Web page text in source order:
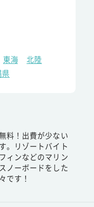
東海
北陸
料！出費が少ない
。リゾートバイト
ィンなどのマリン
ノーボードをした
です！